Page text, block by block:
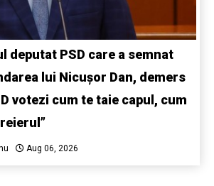
deputat PSD care a semnat
lui Nicușor Dan, demers
votezi cum te taie capul, cum
Aug 06, 2026